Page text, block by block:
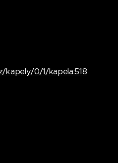
kapely/0/1/kapela:518